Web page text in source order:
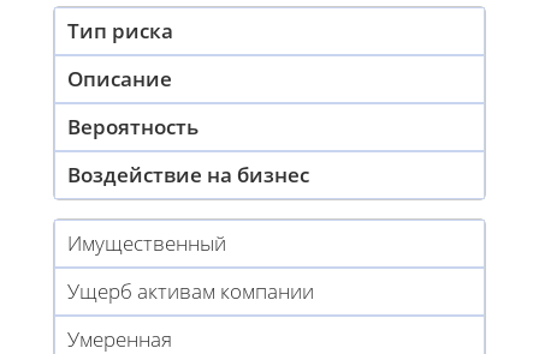
Тип риска
Описание
Вероятность
Воздействие на бизнес
Имущественный
Ущерб активам компании
Умеренная